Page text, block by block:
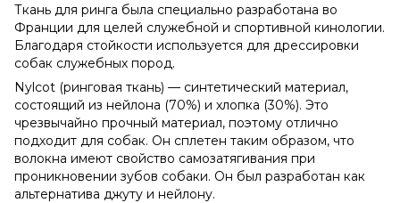
Ткань для ринга была специально разработана во
Франции для целей служебной и спортивной кинологии.
Благодаря стойкости используется для дрессировки
собак служебных пород.
Nylcot (ринговая ткань) — синтетический материал,
состоящий из нейлона (70%) и хлопка (30%). Это
чрезвычайно прочный материал, поэтому отлично
подходит для собак. Он сплетен таким образом, что
волокна имеют свойство самозатягивания при
проникновении зубов собаки. Он был разработан как
альтернатива джуту и ​​нейлону.